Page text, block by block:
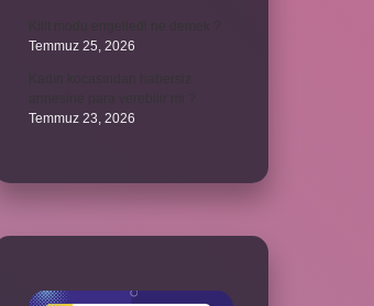
Temmuz 25, 2026
Temmuz 23, 2026